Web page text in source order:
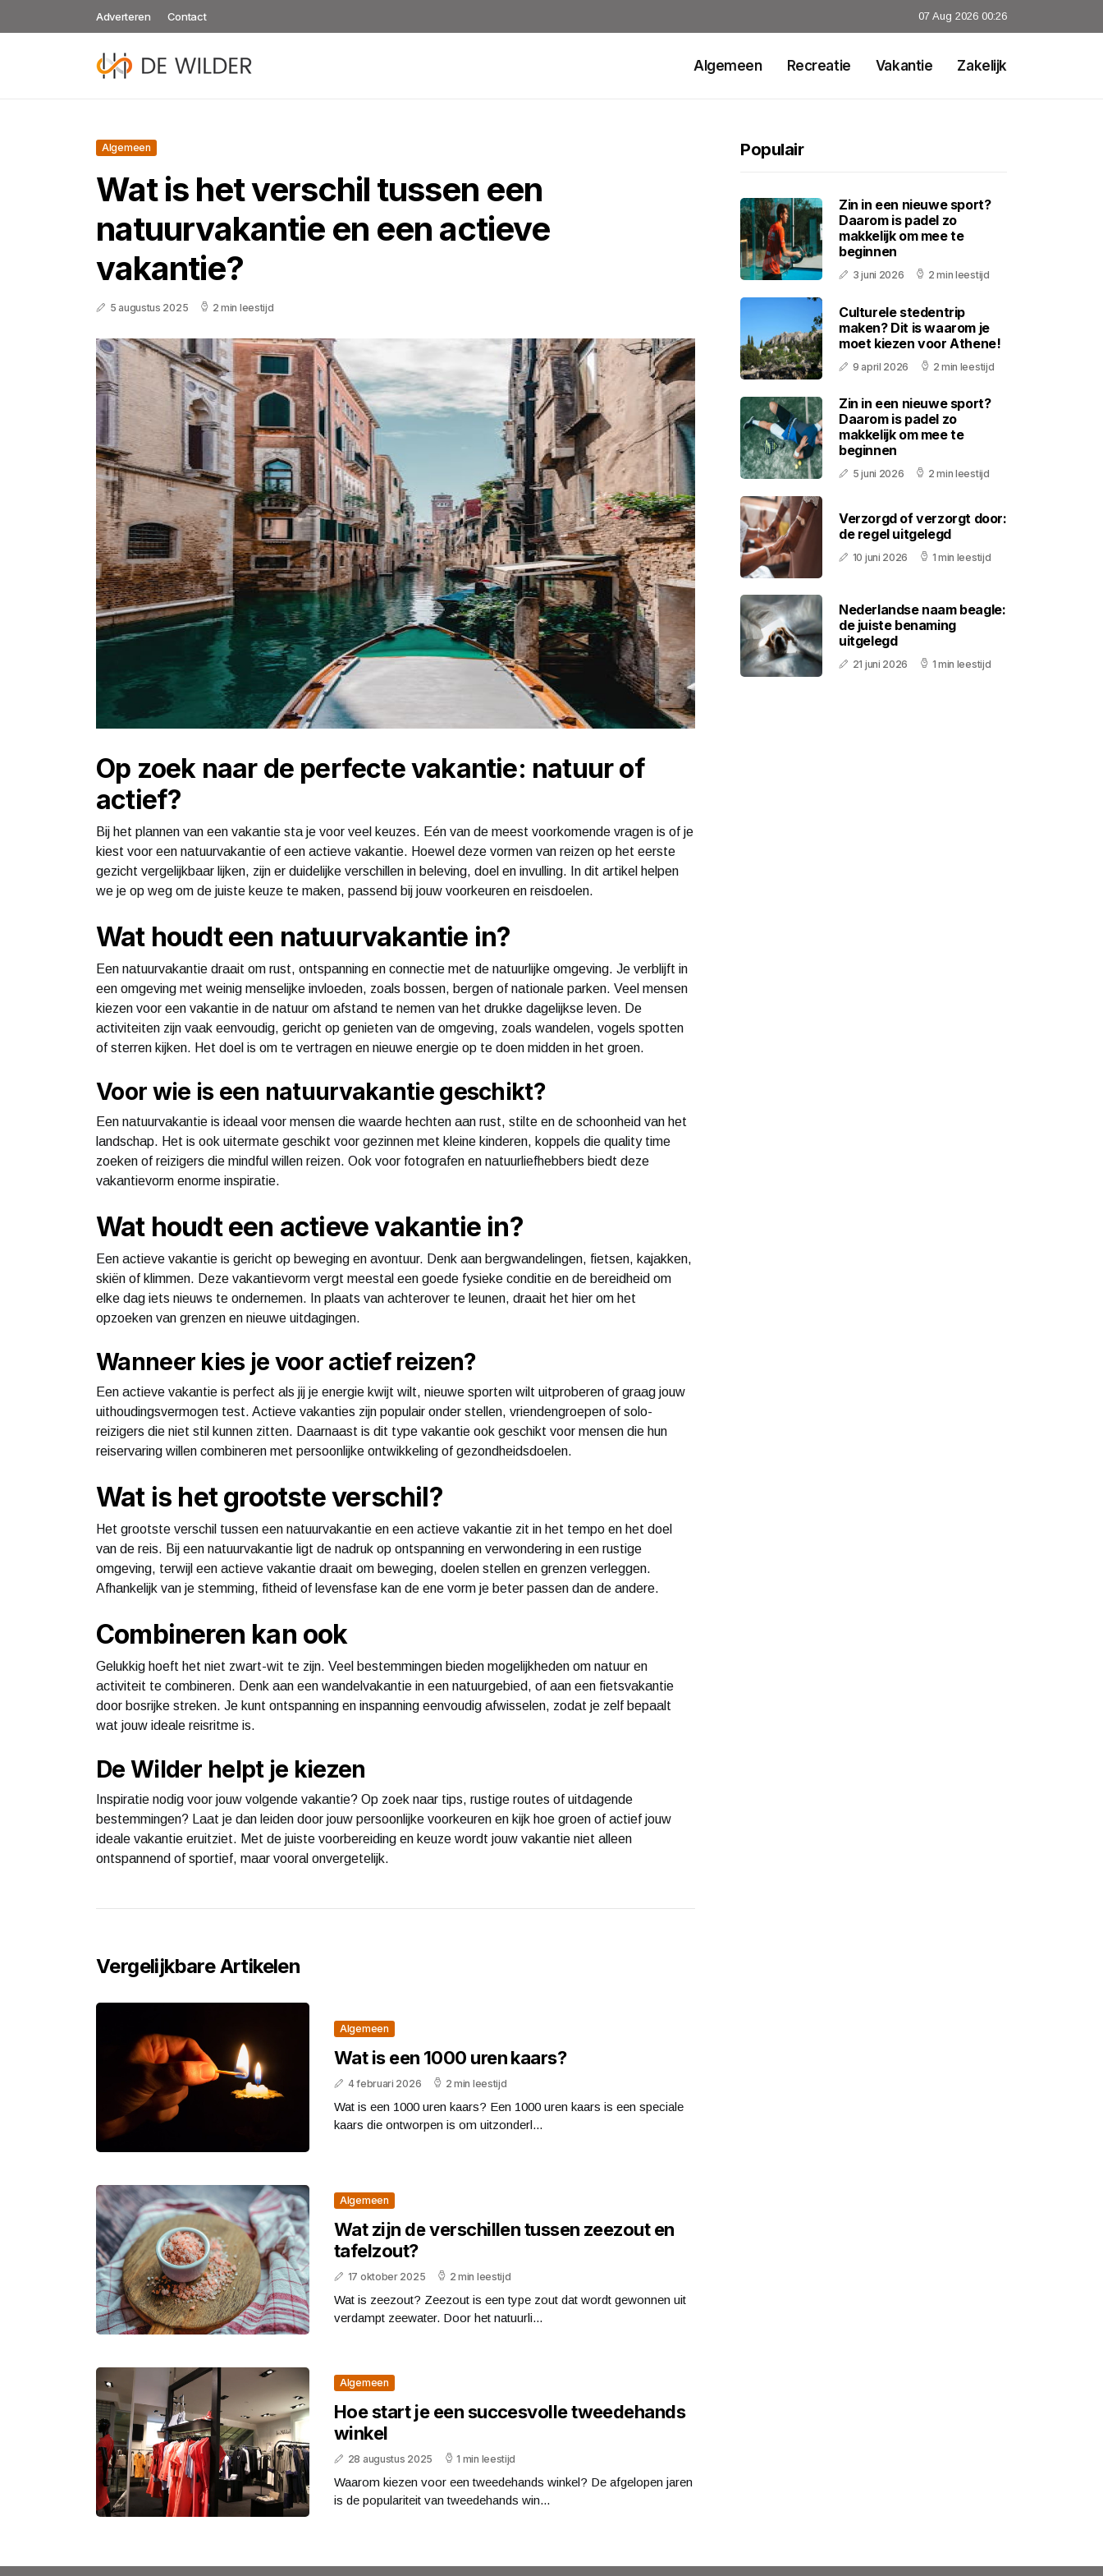
Adverteren Contact 07 Aug 2026 00:26
Algemeen Recreatie Vakantie Zakelijk
Algemeen
Wat is het verschil tussen een
natuurvakantie en een actieve
vakantie?
5 augustus 2025 2 min leestijd
Op zoek naar de perfecte vakantie: natuur of
actief?
Bij het plannen van een vakantie sta je voor veel keuzes. Eén van de meest voorkomende vragen is of je
kiest voor een natuurvakantie of een actieve vakantie. Hoewel deze vormen van reizen op het eerste
gezicht vergelijkbaar lijken, zijn er duidelijke verschillen in beleving, doel en invulling. In dit artikel helpen
we je op weg om de juiste keuze te maken, passend bij jouw voorkeuren en reisdoelen.
Wat houdt een natuurvakantie in?
Een natuurvakantie draait om rust, ontspanning en connectie met de natuurlijke omgeving. Je verblijft in
een omgeving met weinig menselijke invloeden, zoals bossen, bergen of nationale parken. Veel mensen
kiezen voor een vakantie in de natuur om afstand te nemen van het drukke dagelijkse leven. De
activiteiten zijn vaak eenvoudig, gericht op genieten van de omgeving, zoals wandelen, vogels spotten
of sterren kijken. Het doel is om te vertragen en nieuwe energie op te doen midden in het groen.
Voor wie is een natuurvakantie geschikt?
Een natuurvakantie is ideaal voor mensen die waarde hechten aan rust, stilte en de schoonheid van het
landschap. Het is ook uitermate geschikt voor gezinnen met kleine kinderen, koppels die quality time
zoeken of reizigers die mindful willen reizen. Ook voor fotografen en natuurliefhebbers biedt deze
vakantievorm enorme inspiratie.
Wat houdt een actieve vakantie in?
Een actieve vakantie is gericht op beweging en avontuur. Denk aan bergwandelingen, fietsen, kajakken,
skiën of klimmen. Deze vakantievorm vergt meestal een goede fysieke conditie en de bereidheid om
elke dag iets nieuws te ondernemen. In plaats van achterover te leunen, draait het hier om het
opzoeken van grenzen en nieuwe uitdagingen.
Wanneer kies je voor actief reizen?
Een actieve vakantie is perfect als jij je energie kwijt wilt, nieuwe sporten wilt uitproberen of graag jouw
uithoudingsvermogen test. Actieve vakanties zijn populair onder stellen, vriendengroepen of solo-
reizigers die niet stil kunnen zitten. Daarnaast is dit type vakantie ook geschikt voor mensen die hun
reiservaring willen combineren met persoonlijke ontwikkeling of gezondheidsdoelen.
Wat is het grootste verschil?
Het grootste verschil tussen een natuurvakantie en een actieve vakantie zit in het tempo en het doel
van de reis. Bij een natuurvakantie ligt de nadruk op ontspanning en verwondering in een rustige
omgeving, terwijl een actieve vakantie draait om beweging, doelen stellen en grenzen verleggen.
Afhankelijk van je stemming, fitheid of levensfase kan de ene vorm je beter passen dan de andere.
Combineren kan ook
Gelukkig hoeft het niet zwart-wit te zijn. Veel bestemmingen bieden mogelijkheden om natuur en
activiteit te combineren. Denk aan een wandelvakantie in een natuurgebied, of aan een fietsvakantie
door bosrijke streken. Je kunt ontspanning en inspanning eenvoudig afwisselen, zodat je zelf bepaalt
wat jouw ideale reisritme is.
De Wilder helpt je kiezen
Inspiratie nodig voor jouw volgende vakantie? Op zoek naar tips, rustige routes of uitdagende
bestemmingen? Laat je dan leiden door jouw persoonlijke voorkeuren en kijk hoe groen of actief jouw
ideale vakantie eruitziet. Met de juiste voorbereiding en keuze wordt jouw vakantie niet alleen
ontspannend of sportief, maar vooral onvergetelijk.
Vergelijkbare Artikelen
Algemeen
Wat is een 1000 uren kaars?
4 februari 2026 2 min leestijd
Wat is een 1000 uren kaars? Een 1000 uren kaars is een speciale
kaars die ontworpen is om uitzonderl...
Algemeen
Wat zijn de verschillen tussen zeezout en
tafelzout?
17 oktober 2025 2 min leestijd
Wat is zeezout? Zeezout is een type zout dat wordt gewonnen uit
verdampt zeewater. Door het natuurli...
Algemeen
Hoe start je een succesvolle tweedehands
winkel
28 augustus 2025 1 min leestijd
Waarom kiezen voor een tweedehands winkel? De afgelopen jaren
is de populariteit van tweedehands win...
Populair
Zin in een nieuwe sport?
Daarom is padel zo
makkelijk om mee te
beginnen
3 juni 2026 2 min leestijd
Culturele stedentrip
maken? Dit is waarom je
moet kiezen voor Athene!
9 april 2026 2 min leestijd
Zin in een nieuwe sport?
Daarom is padel zo
makkelijk om mee te
beginnen
5 juni 2026 2 min leestijd
Verzorgd of verzorgt door:
de regel uitgelegd
10 juni 2026 1 min leestijd
Nederlandse naam beagle:
de juiste benaming
uitgelegd
21 juni 2026 1 min leestijd